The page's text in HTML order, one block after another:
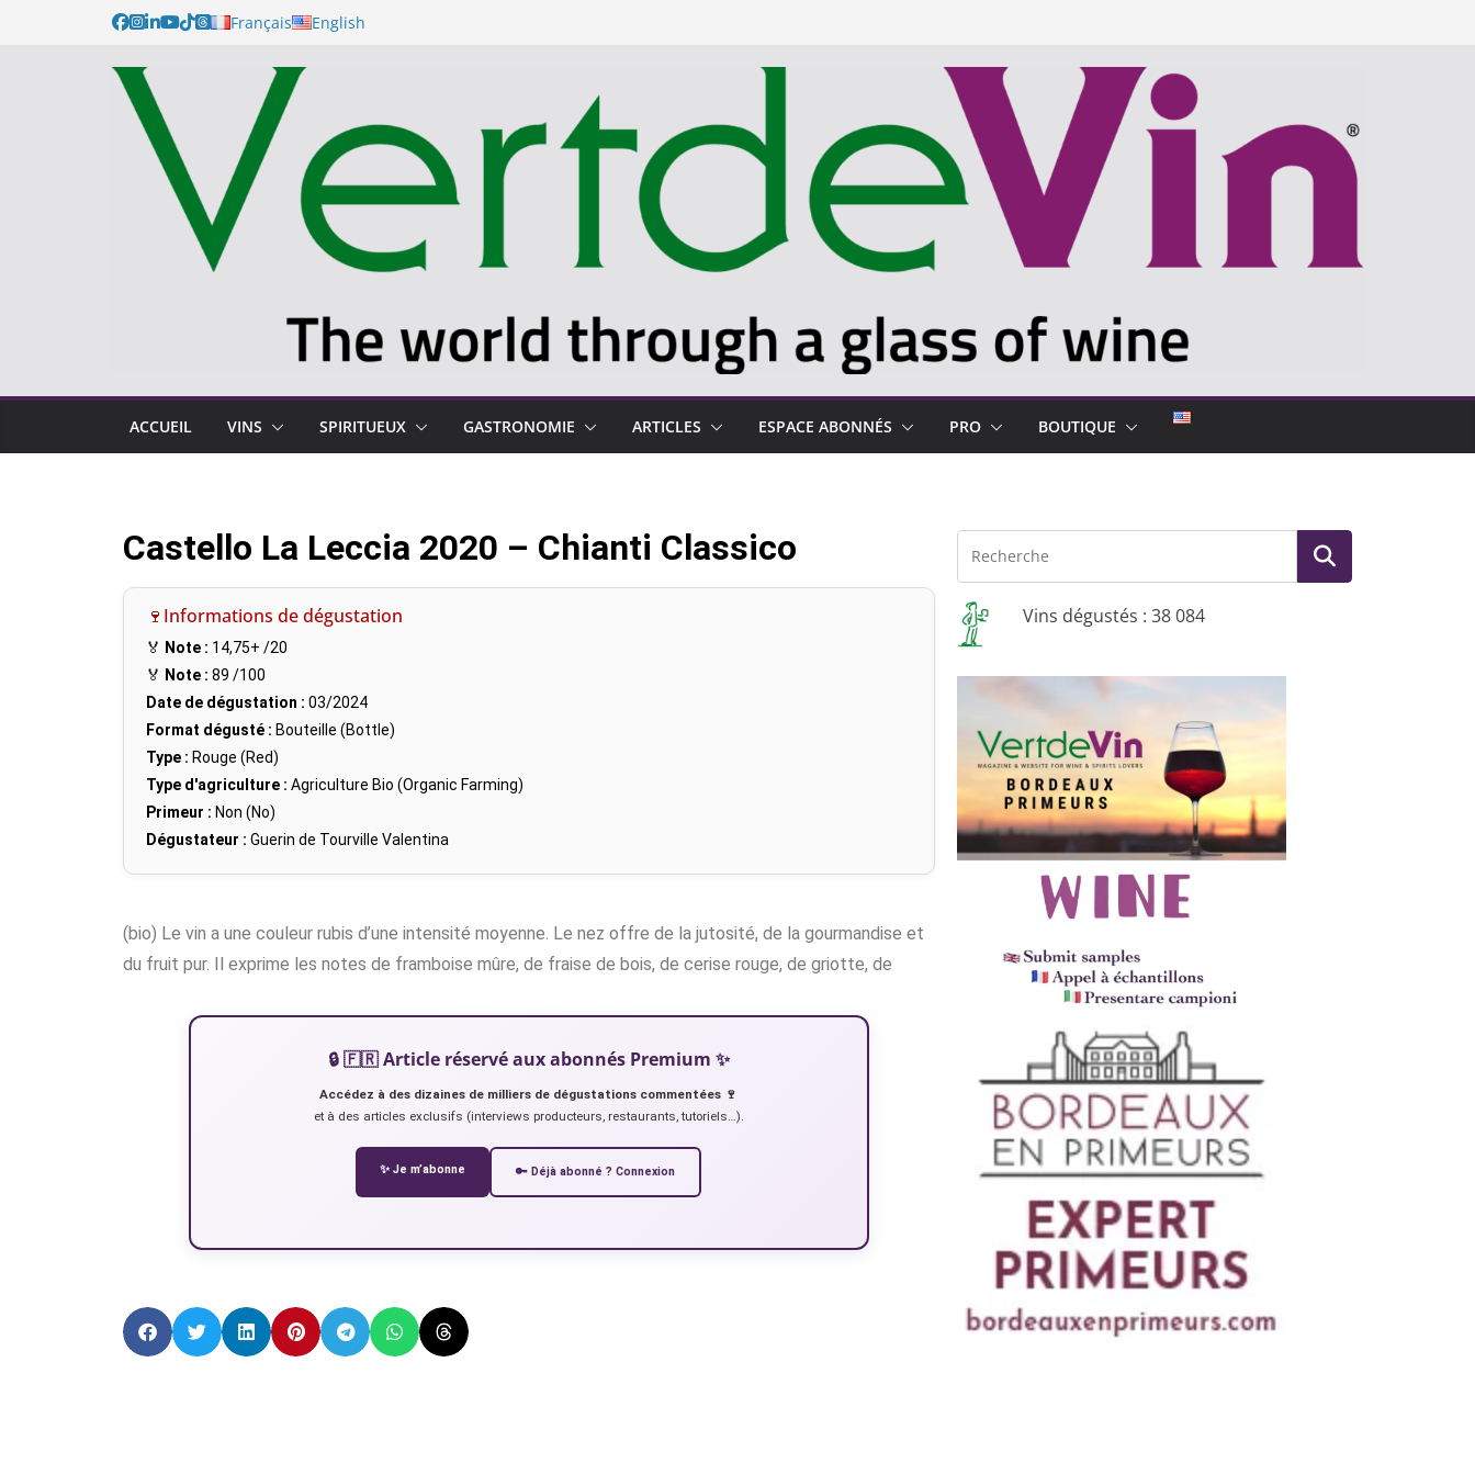
Français English
ACCUEIL VINS SPIRITUEUX GASTRONOMIE ARTICLES ESPACE ABONNÉS PRO BOUTIQUE
Castello La Leccia 2020 – Chianti Classico
🍷Informations de dégustation
🏅 Note : 14,75+ /20
🏅 Note : 89 /100
Date de dégustation : 03/2024
Format dégusté : Bouteille (Bottle)
Type : Rouge (Red)
Type d'agriculture : Agriculture Bio (Organic Farming)
Primeur : Non (No)
Dégustateur : Guerin de Tourville Valentina
(bio) Le vin a une couleur rubis d’une intensité moyenne. Le nez offre de la jutosité, de la gourmandise et
du fruit pur. Il exprime les notes de framboise mûre, de fraise de bois, de cerise rouge, de griotte, de
🔒 🇫🇷 Article réservé aux abonnés Premium ✨
Accédez à des dizaines de milliers de dégustations commentées 🍷
et à des articles exclusifs (interviews producteurs, restaurants, tutoriels…).
✨ Je m’abonne 🔑 Déjà abonné ? Connexion
Vins dégustés : 38 084